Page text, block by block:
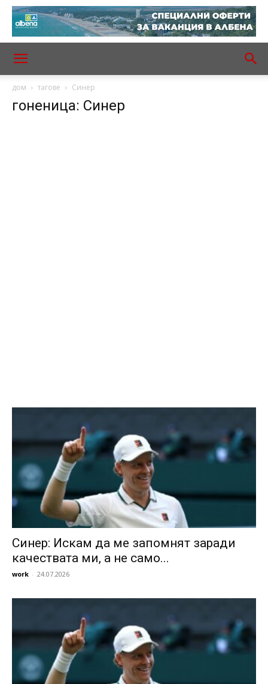
дом тагове Синер
гоненица: Синер
Синер: Искам да ме запомнят заради
качествата ми, а не само...
work - 24.07.2026